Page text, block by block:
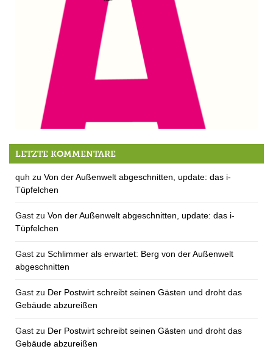
Geht’s noch?
LETZTE KOMMENTARE
quh zu Von der Außenwelt abgeschnitten, update: das i-
Tüpfelchen
Gast zu Von der Außenwelt abgeschnitten, update: das i-
Tüpfelchen
Gast zu Schlimmer als erwartet: Berg von der Außenwelt
abgeschnitten
Gast zu Der Postwirt schreibt seinen Gästen und droht das
Gebäude abzureißen
Gast zu Der Postwirt schreibt seinen Gästen und droht das
Gebäude abzureißen